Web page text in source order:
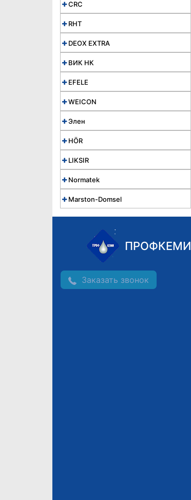
CRC
RHT
DEOX EXTRA
ВИК НК
EFELE
WEICON
Элен
HÖR
LIKSIR
Normatek
Marston-Domsel
ПРОФКЕМИ
Заказать звонок